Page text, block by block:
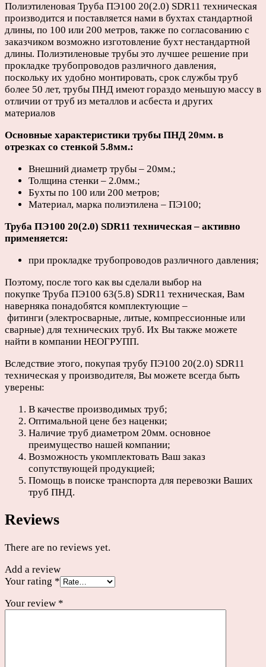
или
13м)
quantity
Полиэтиленовая Труба ПЭ100 20(2.0) SDR11 техническая
производится и поставляется нами в бухтах стандартной
длины, по 100 или 200 метров, также по согласованию с
заказчиком возможно изготовление бухт нестандартной
длины. Полиэтиленовые трубы это лучшее решение при
прокладке трубопроводов различного давления,
поскольку их удобно монтировать, срок службы труб
более 50 лет, трубы ПНД имеют гораздо меньшую массу в
отличии от труб из металлов и асбеста и других
материалов
Основные характеристики трубы ПНД 20мм. в
отрезках со стенкой 5.8мм.:
Внешний диаметр трубы – 20мм.;
Толщина стенки – 2.0мм.;
Бухты по 100 или 200 метров;
Материал, марка полиэтилена – ПЭ100;
Труба ПЭ100 20(2.0) SDR11 техническая – активно
применяется:
при прокладке трубопроводов различного давления;
Поэтому, после того как вы сделали выбор на
покупке Труба ПЭ100 63(5.8) SDR11 техническая, Вам
наверняка понадобятся комплектующие –
фитинги (электросварные, литые, компрессионные или
сварные) для технических труб. Их Вы также можете
найти в компании НЕОГРУПП.
Вследствие этого, покупая трубу ПЭ100 20(2.0) SDR11
техническая у производителя, Вы можете всегда быть
уверены:
В качестве производимых труб;
Оптимальной цене без наценки;
Наличие труб диаметром 20мм. основное
преимущество нашей компании;
Возможность укомплектовать Ваш заказ
сопутствующей продукцией;
Помощь в поиске транспорта для перевозки Ваших
труб ПНД.
Reviews
There are no reviews yet.
Add a review
Your rating *
Your review *